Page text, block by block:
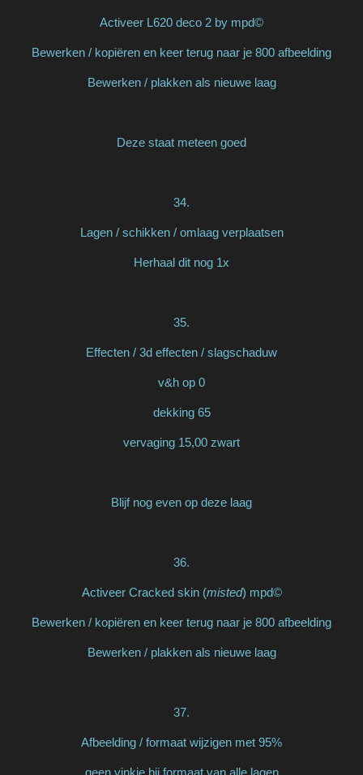
Activeer L620 deco 2 by mpd©
Bewerken / kopiëren en keer terug naar je 800 afbeelding
Bewerken / plakken als nieuwe laag
Deze staat meteen goed
34.
Lagen / schikken / omlaag verplaatsen
Herhaal dit nog 1x
35.
Effecten / 3d effecten / slagschaduw
v&h op 0
dekking 65
vervaging 15,00 zwart
Blijf nog even op deze laag
36.
Activeer Cracked skin (misted) mpd©
Bewerken / kopiëren en keer terug naar je 800 afbeelding
Bewerken / plakken als nieuwe laag
37.
Afbeelding / formaat wijzigen met 95%
geen vinkje bij formaat van alle lagen